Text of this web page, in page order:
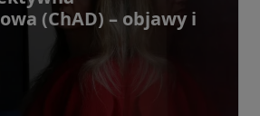
(ChAD) – objawy i